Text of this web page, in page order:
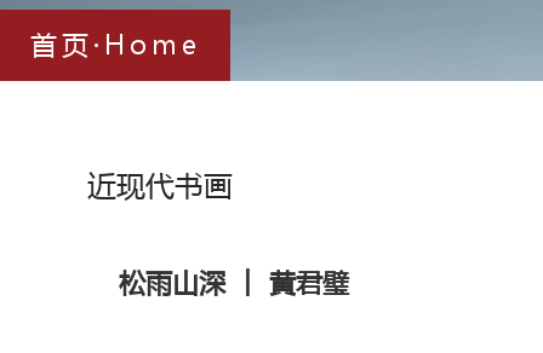
首页·Home
近现代书画
松雨山深 ︱ 黄君璧